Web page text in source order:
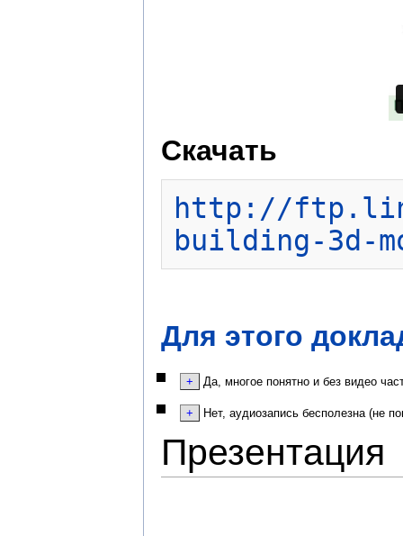
Скачать
http://
building-3d-
Для этого
Да, многое понятно и без видео
Нет, аудиозапись бесполезна (не
Презентация